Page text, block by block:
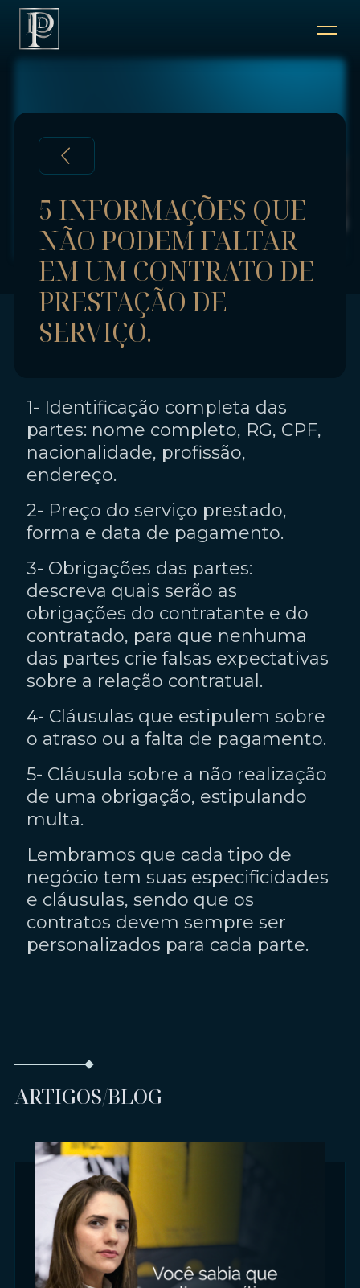
SERVIÇOS
ARTIGOS / BLOG
FALE CONOSCO
5 INFORMAÇÕES QUE
NÃO PODEM FALTAR
EM UM CONTRATO DE
PRESTAÇÃO DE
SERVIÇO.
1- Identificação completa das
partes: nome completo, RG, CPF,
nacionalidade, profissão,
endereço.
2- Preço do serviço prestado,
forma e data de pagamento.
3- Obrigações das partes:
descreva quais serão as
obrigações do contratante e do
contratado, para que nenhuma
das partes crie falsas expectativas
sobre a relação contratual.
4- Cláusulas que estipulem sobre
o atraso ou a falta de pagamento.
5- Cláusula sobre a não realização
de uma obrigação, estipulando
multa.
Lembramos que cada tipo de
negócio tem suas especificidades
e cláusulas, sendo que os
contratos devem sempre ser
personalizados para cada parte.
ARTIGOS/BLOG